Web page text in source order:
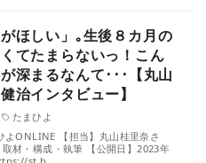
がほしい」｡生後８カ月の
てたまらないっ！こん
深まるなんて･･･【丸山
治インタビュー】
たまひよ
よONLINE 【担当】丸山桂里奈さ
材・構成・執筆 【公開日】2023年